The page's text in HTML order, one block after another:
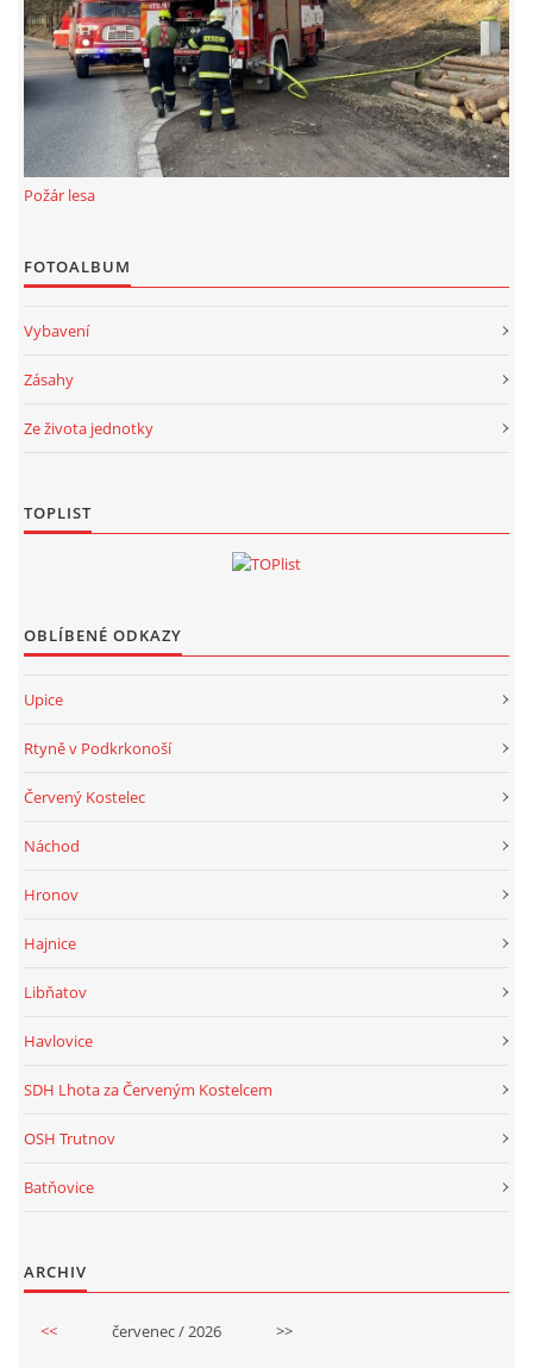
Požár lesa
FOTOALBUM
Vybavení
Zásahy
Ze života jednotky
TOPLIST
OBLÍBENÉ ODKAZY
Upice
Rtyně v Podkrkonoší
Červený Kostelec
Náchod
Hronov
Hajnice
Libňatov
Havlovice
SDH Lhota za Červeným Kostelcem
OSH Trutnov
Batňovice
ARCHIV
<< červenec / 2026 >>